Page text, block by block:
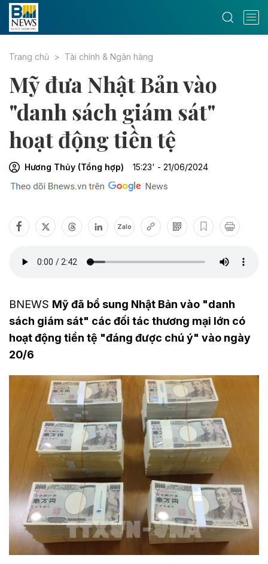
Trang chủ Tài chính & Ngân hàng
Mỹ đưa Nhật Bản vào
"danh sách giám sát"
hoạt động tiền tệ
Hương Thủy (Tổng hợp) 15:23' - 21/06/2024
Zalo
BNEWS Mỹ đã bổ sung Nhật Bản vào "danh
sách giám sát" các đối tác thương mại lớn có
hoạt động tiền tệ "đáng được chú ý" vào ngày
20/6